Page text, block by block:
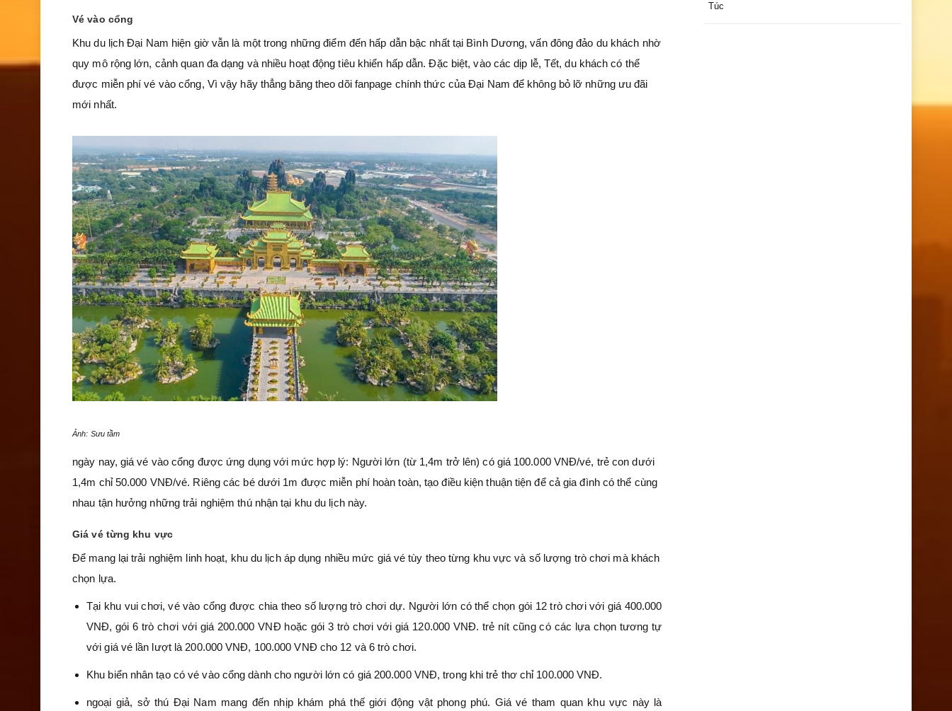
Vé vào cổng
Khu du lịch Đại Nam hiện giờ vẫn là một trong những điểm đến hấp dẫn bậc nhất tại Bình Dương, vấn đông đảo du khách nhờ
quy mô rộng lớn, cảnh quan đa dạng và nhiều hoạt động tiêu khiển hấp dẫn. Đặc biệt, vào các dịp lễ, Tết, du khách có thể
được miễn phí vé vào cổng, Vì vậy hãy thẳng băng theo dõi fanpage chính thức của Đại Nam để không bỏ lỡ những ưu đãi
mới nhất.
Ảnh: Sưu tầm
ngày nay, giá vé vào cổng được ứng dụng với mức hợp lý: Người lớn (từ 1,4m trở lên) có giá 100.000 VNĐ/vé, trẻ con dưới
1,4m chỉ 50.000 VNĐ/vé. Riêng các bé dưới 1m được miễn phí hoàn toàn, tạo điều kiện thuận tiện để cả gia đình có thể cùng
nhau tận hưởng những trải nghiệm thú nhận tại khu du lịch này.
Giá vé từng khu vực
Để mang lại trải nghiệm linh hoạt, khu du lịch áp dụng nhiều mức giá vé tùy theo từng khu vực và số lượng trò chơi mà khách
chọn lựa.
Tại khu vui chơi, vé vào cổng được chia theo số lượng trò chơi dự. Người lớn có thể chọn gói 12 trò chơi với giá 400.000
VNĐ, gói 6 trò chơi với giá 200.000 VNĐ hoặc gói 3 trò chơi với giá 120.000 VNĐ. trẻ nít cũng có các lựa chọn tương tự
với giá vé lần lượt là 200.000 VNĐ, 100.000 VNĐ cho 12 và 6 trò chơi.
Khu biển nhân tạo có vé vào cổng dành cho người lớn có giá 200.000 VNĐ, trong khi trẻ thơ chỉ 100.000 VNĐ.
ngoại giả, sở thú Đại Nam mang đến nhịp khám phá thế giới động vật phong phú. Giá vé tham quan khu vực này là
Túc